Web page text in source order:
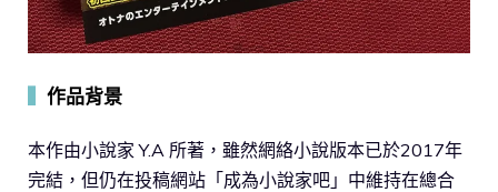
作品背景
本作由小說家 Y.A 所著，雖然網絡小說版本已於2017年
完結，但仍在投稿網站「成為小說家吧」中維持在總合